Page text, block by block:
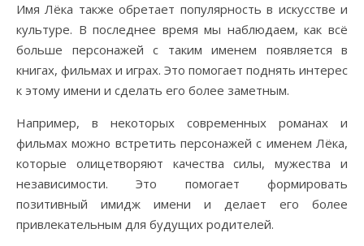
Имя Лёка также обретает популярность в искусстве и
культуре. В последнее время мы наблюдаем, как всё
больше персонажей с таким именем появляется в
книгах, фильмах и играх. Это помогает поднять интерес
к этому имени и сделать его более заметным.
Например, в некоторых современных романах и
фильмах можно встретить персонажей с именем Лёка,
которые олицетворяют качества силы, мужества и
независимости. Это помогает формировать
позитивный имидж имени и делает его более
привлекательным для будущих родителей.